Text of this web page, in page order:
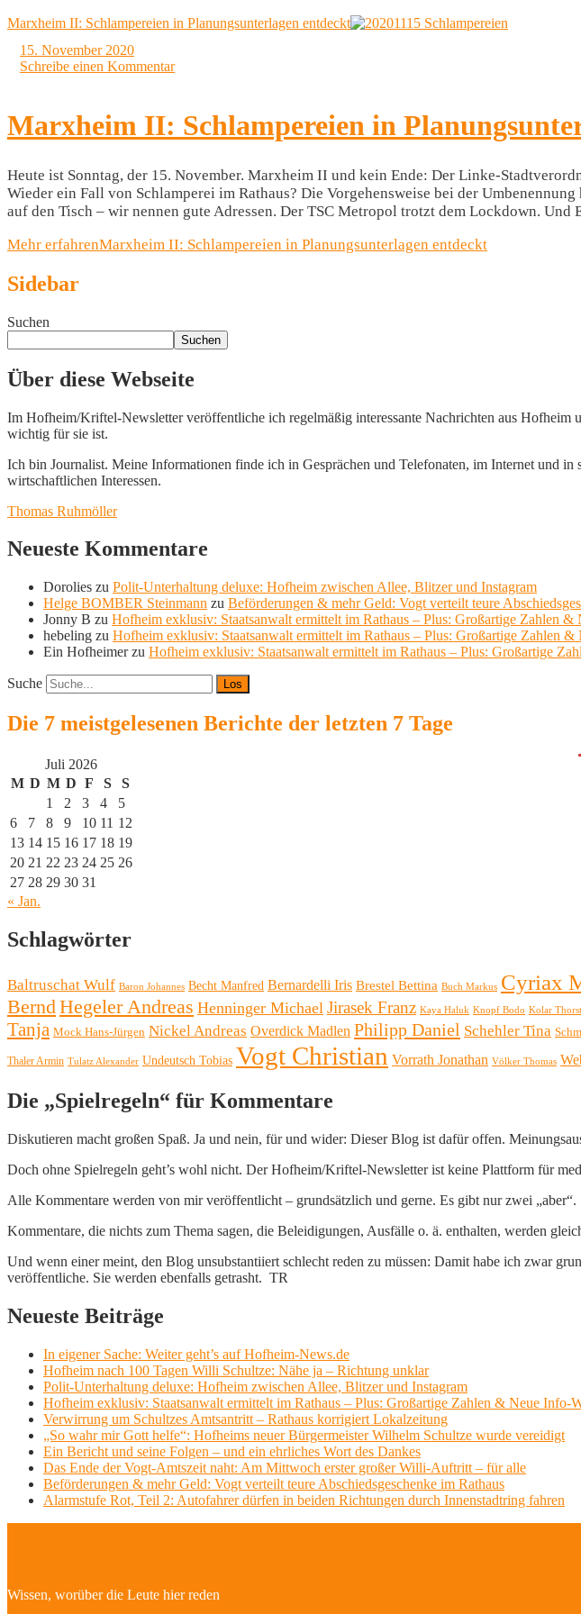
Marxheim II: Schlampereien in Planungsunterlagen entdeckt
15. November 2020
Schreibe einen Kommentar
Marxheim II: Schlampereien in
Heute ist Sonntag, der 15. November. Marxheim II und kein Ende: Der Linke-
Wieder ein Fall von Schlamperei im Rathaus? Die Vorgehensweise bei der
auf den Tisch – wir nennen gute Adressen. Der TSC Metropol trotzt dem Lockdown. Und
Mehr erfahrenMarxheim II: Schlampereien in Planungsunterlagen entdeckt
Sidebar
Suchen
Suchen
Über diese Webseite
Im Hofheim/Kriftel-Newsletter veröffentliche ich regelmäßig interessante Nachrichten aus
wichtig für sie ist.
Ich bin Journalist. Meine Informationen finde ich in Gesprächen und Telefonaten, im Internet und
wirtschaftlichen Interessen.
Thomas Ruhmöller
Neueste Kommentare
Dorolies zu Polit-Unterhaltung deluxe: Hofheim zwischen Allee, Blitzer und Instagram
Helge BOMBER Steinmann zu Beförderungen & mehr Geld: Vogt verteilt teure
Jonny B zu Hofheim exklusiv: Staatsanwalt ermittelt im Rathaus – Plus: Großartige Zahlen &
hebeling zu Hofheim exklusiv: Staatsanwalt ermittelt im Rathaus – Plus: Großartige Zahlen &
Ein Hofheimerzu Hofheim exklusiv: Staatsanwalt ermittelt im Rathaus – Plus: Großartige
Suche
Die 7 meistgelesenen Berichte der letzten 7 Tage
Juli 2026
M D M D F S
S
1
2 3 4
5
6
7 8 9 10 11 12
13 14 15 16 17 18 19
20 21 22 23 24 25 26
27 28 29 30 31
« Jan.
Schlagwörter
Baltruschat Wulf Baron Johannes Becht Manfred Bernardelli Iris Brestel Bettina Buch Markus Cyriax
Bernd Hegeler Andreas Henninger Michael Jirasek Franz Kaya Haluk Knopf Bodo Kolar
Tanja Mock Hans-Jürgen Nickel Andreas Overdick Madlen Philipp Daniel Schehler Tina
Thaler Armin Tulatz Alexander Undeutsch Tobias Vogt Christian Vorrath Jonathan Völker Thomas
Die „Spielregeln“ für Kommentare
Diskutieren macht großen Spaß. Ja und nein, für und wider: Dieser Blog ist dafür offen.
Doch ohne Spielregeln geht’s wohl nicht. Der Hofheim/Kriftel-Newsletter ist keine Plattform für
Alle Kommentare werden von mir veröffentlicht – grundsätzlich und gerne. Es gibt nur zwei „aber“.
Kommentare, die nichts zum Thema sagen, die Beleidigungen, Ausfälle o. ä. enthalten, werden
Und wenn einer meint, den Blog unsubstantiiert schlecht reden zu müssen: Damit habe ich zwar
veröffentliche. Sie werden ebenfalls getrasht. TR
Neueste Beiträge
In eigener Sache: Weiter geht’s auf Hofheim-News.de
Hofheim nach 100 Tagen Willi Schultze: Nähe ja – Richtung unklar
Polit-Unterhaltung deluxe: Hofheim zwischen Allee, Blitzer und Instagram
Hofheim exklusiv: Staatsanwalt ermittelt im Rathaus – Plus: Großartige Zahlen & Neue Info-
Verwirrung um Schultzes Amtsantritt – Rathaus korrigiert Lokalzeitung
„So wahr mir Gott helfe“: Hofheims neuer Bürgermeister Wilhelm Schultze wurde vereidigt
Ein Bericht und seine Folgen – und ein ehrliches Wort des Dankes
Das Ende der Vogt-Amtszeit naht: Am Mittwoch erster großer Willi-Auftritt – für alle
Beförderungen & mehr Geld: Vogt verteilt teure Abschiedsgeschenke im Rathaus
Alarmstufe Rot, Teil 2: Autofahrer dürfen in beiden Richtungen durch Innenstadtring fahren
Wissen, worüber die Leute hier reden